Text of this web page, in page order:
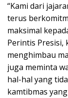
“Kami dari
terus
maksimal
Perintis Presisi,
menghimbau
juga meminta
hal-hal yang
kamtibmas